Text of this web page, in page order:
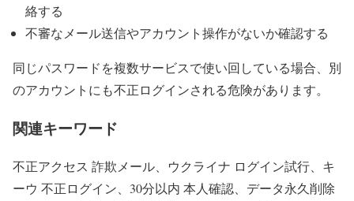
絡する
不審なメール送信やアカウント操作がないか確認する
同じパスワードを複数サービスで使い回している場合、別
のアカウントにも不正ログインされる危険があります。
関連キーワード
不正アクセス 詐欺メール、ウクライナ ログイン試行、キ
ーウ 不正ログイン、30分以内 本人確認、データ永久削除